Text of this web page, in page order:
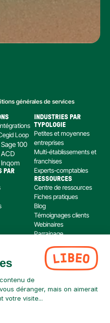
générales de services
au RCS de Créteil, dont le siège social
est enregistré auprès de l’Organisme
banque et finance (ORIAS) sous
opérations de banque et en services de
en opération de Banque et Service de
853 827 103). Les immatriculations COBSP
sur le répertoire ORIAS accessible à
Loop
100
PAR
INDUSTRIES PAR
TYPOLOGIE
Petites et moyennes
entreprises
Multi-établissements et
franchises
Experts-comptables
RESSOURCES
Centre de ressources
Fiches pratiques
Blog
Témoignages clients
Webinaires
Parrainage
de
déranger, mais on aimerait
votre visite...